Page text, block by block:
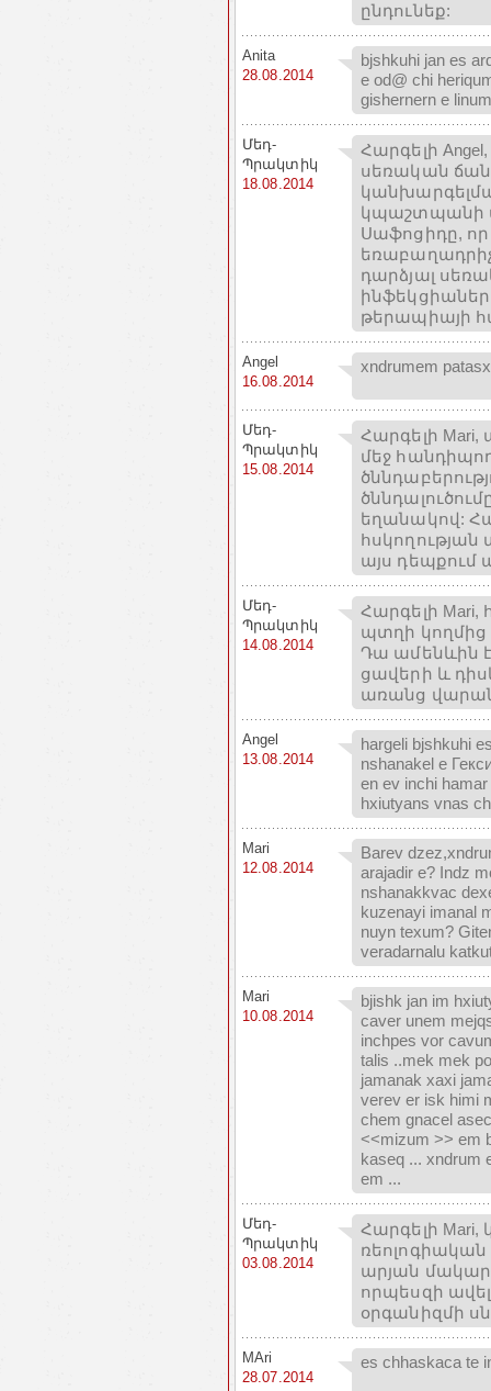
ընդունեք:
Anita
28.08.2014
bjshkuhi jan es
e od@ chi
gishernern e
Մեդ-
Պրակտիկ
18.08.2014
Հարգելի
սեռական
կպաշտպանի
Սաֆոցիդը, որ
դարձյալ
թերապիայի
Angel
16.08.2014
xndrumem
Մեդ-
Պրակտիկ
15.08.2014
Հարգելի
մեջ
եղանակով:
այս դեպքում
Մեդ-
Պրակտիկ
14.08.2014
Հարգելի
պտղի
Դա ամենևին
ցավերի և
առանց
Angel
13.08.2014
hargeli bjshkuhi
nshanakel e
en ev inchi
hxiutyans vnas
Mari
12.08.2014
Barev
arajadir e? Indz
nshanakkvac
kuzenayi imanal
nuyn texum?
veradarnalu
Mari
10.08.2014
bjishk jan im
caver unem
inchpes vor
talis ..mek mek
jamanak xaxi
verev er isk himi
chem gnacel
<<mizum >> em
kaseq ... xndrum
em ...
Մեդ-
Պրակտիկ
03.08.2014
Հարգելի
արյան
որպեսզի
օրգանիզմի
MAri
28.07.2014
es chhaskaca te